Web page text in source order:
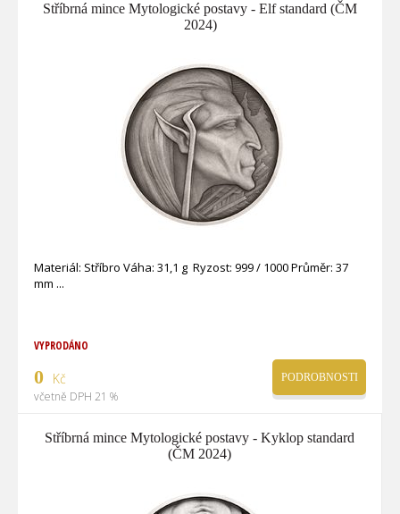
Stříbrná mince Mytologické postavy - Elf standard (ČM
2024)
Materiál: Stříbro Váha: 31,1 g Ryzost: 999 / 1000 Průměr: 37
mm
VYPRODÁNO
0 Kč
včetně DPH 21 %
PODROBNOSTI
Stříbrná mince Mytologické postavy - Kyklop standard
(ČM 2024)